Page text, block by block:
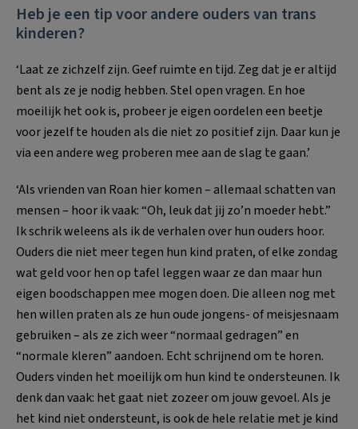
Heb je een tip voor andere ouders van trans
kinderen?
‘Laat ze zichzelf zijn. Geef ruimte en tijd. Zeg dat je er altijd
bent als ze je nodig hebben. Stel open vragen. En hoe
moeilijk het ook is, probeer je eigen oordelen een beetje
voor jezelf te houden als die niet zo positief zijn. Daar kun je
via een andere weg proberen mee aan de slag te gaan.’
‘Als vrienden van Roan hier komen – allemaal schatten van
mensen – hoor ik vaak: “Oh, leuk dat jij zo’n moeder hebt.”
Ik schrik weleens als ik de verhalen over hun ouders hoor.
Ouders die niet meer tegen hun kind praten, of elke zondag
wat geld voor hen op tafel leggen waar ze dan maar hun
eigen boodschappen mee mogen doen. Die alleen nog met
hen willen praten als ze hun oude jongens- of meisjesnaam
gebruiken – als ze zich weer “normaal gedragen” en
“normale kleren” aandoen. Echt schrijnend om te horen.
Ouders vinden het moeilijk om hun kind te ondersteunen. Ik
denk dan vaak: het gaat niet zozeer om jouw gevoel. Als je
het kind niet ondersteunt, is ook de hele relatie met je kind